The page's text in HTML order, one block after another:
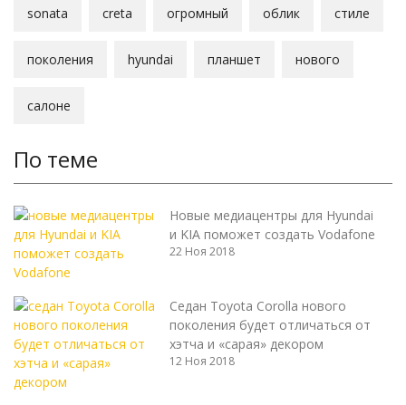
sonata creta огромный облик стиле
поколения hyundai планшет нового
салоне
По теме
Новые медиацентры для Hyundai
и KIA поможет создать Vodafone
22 Ноя 2018
Седан Toyota Corolla нового
поколения будет отличаться от
хэтча и «сарая» декором
12 Ноя 2018